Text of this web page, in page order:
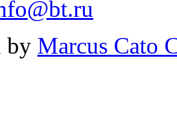
by Marcus Cato